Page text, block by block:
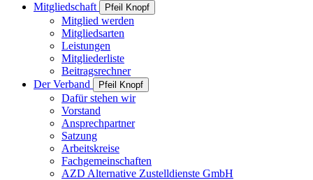
Mitgliedschaft
Pfeil Knopf
Mitglied werden
Mitgliedsarten
Leistungen
Mitgliederliste
Beitragsrechner
Der Verband
Pfeil Knopf
Dafür stehen wir
Vorstand
Ansprechpartner
Satzung
Arbeitskreise
Fachgemeinschaften
AZD Alternative Zustelldienste GmbH